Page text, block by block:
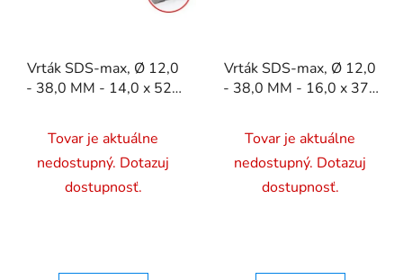
Vrták SDS-max, Ø 12,0
- 38,0 MM - 14,0 x 520
Tovar je aktuálne
nedostupný. Dotazuj
dostupnosť.
Vrták SDS-max, Ø 12,0
- 38,0 MM - 16,0 x 370
Tovar je aktuálne
nedostupný. Dotazuj
dostupnosť.